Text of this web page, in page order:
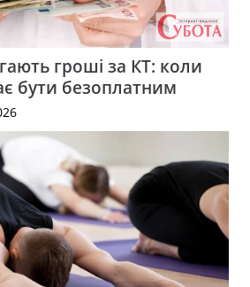
гроші за КТ: коли
бути безоплатним